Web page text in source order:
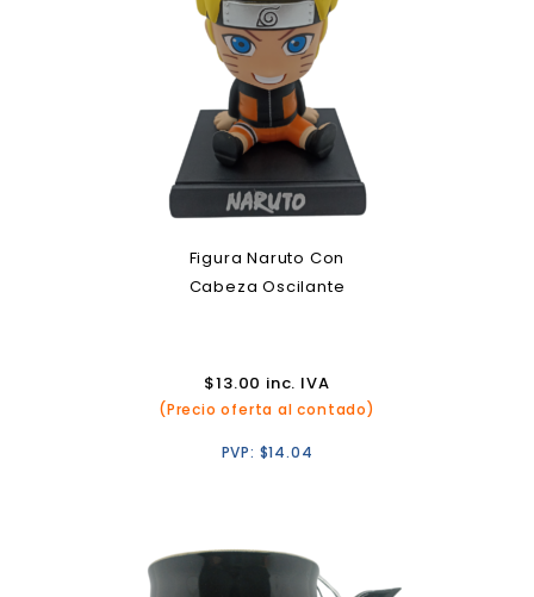
Figura Naruto Con
Cabeza Oscilante
$13.00 inc. IVA
(Precio oferta al contado)
PVP: $14.04